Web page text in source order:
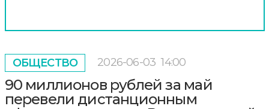
ОБЩЕСТВО 2026-06-03 14:00
90 миллионов рублей за май
перевели дистанционным